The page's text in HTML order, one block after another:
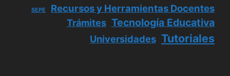
Recursos y Herramientas Docentes
SEPE
Tecnología Educativa
Trámites
Tutoriales
Universidades